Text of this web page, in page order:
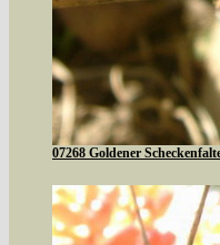
07268 Goldener